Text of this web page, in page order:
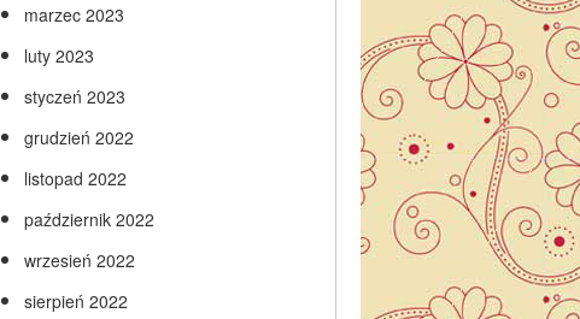
marzec 2023
luty 2023
styczeń 2023
grudzień 2022
listopad 2022
październik 2022
wrzesień 2022
sierpień 2022